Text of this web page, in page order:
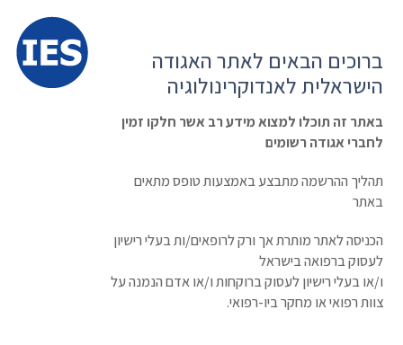
הרשמה ועדכון נתונים
כניסת חברים
ראשי » תעוד מפגש »
Octreolin (R), An Investigational Oral Treatment For
Octreolin (R), An Investigational Oral
Treatment For Acromegaly
ברוכים הבאים לאתר האגודה
הישראלית לאנדוקרינולוגיה
באתר זה תוכלו למצוא מידע רב אשר חלקו זמין
לחברי אגודה רשומים
תהליך ההרשמה מתבצע באמצעות טופס מתאים
באתר
הכניסה לאתר מותרת אך ורק לרופאים/ות בעלי רישיון
לעסוק ברפואה בישראל
ו/או בעלי רישיון לעסוק ברוקחות ו/או אדם הנמנה על
צוות רפואי או מחקר ביו-רפואי.